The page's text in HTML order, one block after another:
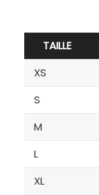
TAILLE
XS
S
M
L
XL